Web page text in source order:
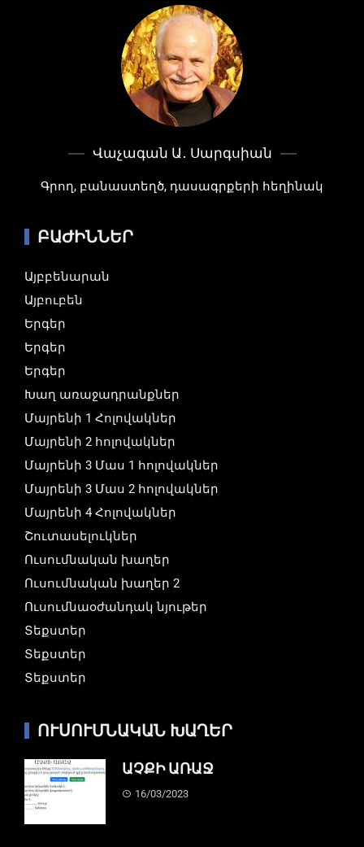
Վաչագան Ա․ Սարգսիան
Գրող, բանաստեղծ, դասագրքերի հեղինակ
ԲԱԺԻՆՆԵՐ
Այբբենարան
Այբուբեն
Երգեր
Երգեր
Երգեր
Խաղ առաջադրանքներ
Մայրենի 1 Հոլովակներ
Մայրենի 2 հոլովակներ
Մայրենի 3 Մաս 1 հոլովակներ
Մայրենի 3 Մաս 2 հոլովակներ
Մայրենի 4 Հոլովակներ
Շուտասելուկներ
Ուսումնական խաղեր
Ուսումնական խաղեր 2
Ուսումնաօժանդակ նյութեր
Տեքստեր
Տեքստեր
Տեքստեր
ՈՒՍՈՒՄՆԱԿԱՆ ԽԱՂԵՐ
ԱՉՔԻ ԱՌԱՋ
16/03/2023